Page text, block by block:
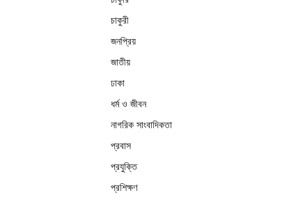
চাকুরী
জনপ্রিয়
জাতীয়
ঢাকা
ধর্ম ও জীবন
নাগরিক সাংবাদিকতা
প্রবাস
প্রযুক্তি
প্রশিক্ষণ